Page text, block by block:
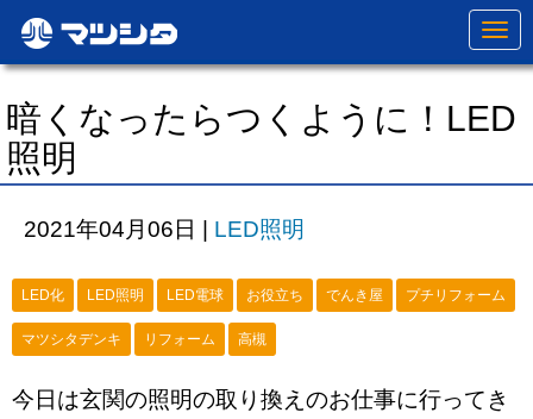
N
a
v
g
a
o
暗くなったらつくように！LED
照明
2021年04月06日 | LED照明
LED化 LED照明 LED電球 お役立ち でんき屋 プチリフォーム
マツシタデンキ リフォーム 高槻
今日は玄関の照明の取り換えのお仕事に行ってき